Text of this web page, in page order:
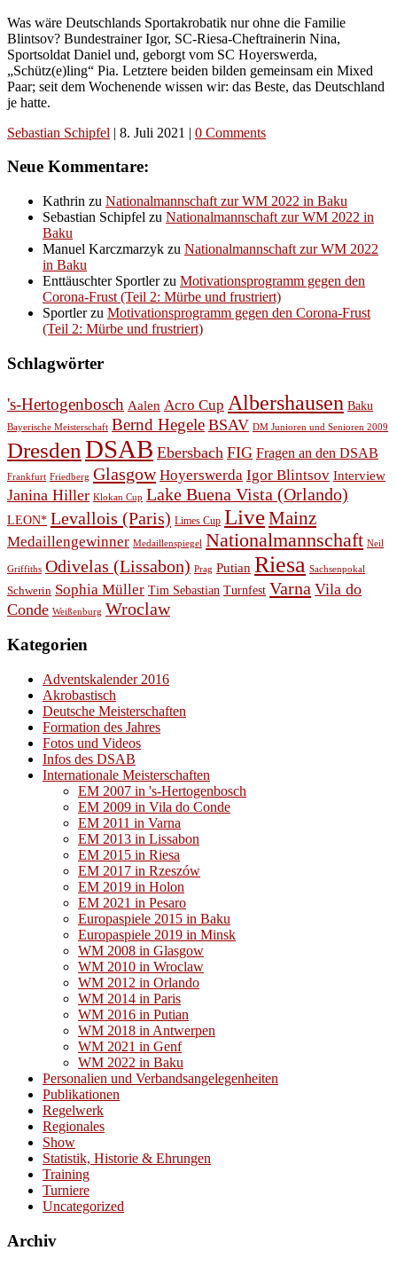
Was wäre Deutschlands Sportakrobatik nur ohne die Familie
Blintsov? Bundestrainer Igor, SC-Riesa-Cheftrainerin Nina,
Sportsoldat Daniel und, geborgt vom SC Hoyerswerda,
„Schütz(e)ling“ Pia. Letztere beiden bilden gemeinsam ein Mixed
Paar; seit dem Wochenende wissen wir: das Beste, das Deutschland
je hatte.
Sebastian Schipfel | 8. Juli 2021 | 0 Comments
Neue Kommentare:
Kathrin zu Nationalmannschaft zur WM 2022 in Baku
Sebastian Schipfel zu Nationalmannschaft zur WM 2022 in
Baku
Manuel Karczmarzyk zu Nationalmannschaft zur WM 2022
in Baku
Enttäuschter Sportlerzu Motivationsprogramm gegen den
Corona-Frust (Teil 2: Mürbe und frustriert)
Sportlerzu Motivationsprogramm gegen den Corona-Frust
(Teil 2: Mürbe und frustriert)
Schlagwörter
's-Hertogenbosch Aalen Acro Cup Albershausen Baku
Bayerische Meisterschaft Bernd Hegele BSAV DM Junioren und Senioren 2009
Dresden DSAB Ebersbach FIG Fragen an den DSAB
Frankfurt Friedberg Glasgow Hoyerswerda Igor Blintsov Interview
Janina Hiller Klokan Cup Lake Buena Vista (Orlando)
LEON* Levallois (Paris) Limes Cup LiveMainz
Medaillengewinner Medaillenspiegel Nationalmannschaft Neil
Griffiths Odivelas (Lissabon) Prag Putian Riesa Sachsenpokal
Schwerin Sophia Müller Tim Sebastian Turnfest Varna Vila do
Conde Weißenburg Wroclaw
Kategorien
Adventskalender 2016
Akrobastisch
Deutsche Meisterschaften
Formation des Jahres
Fotos und Videos
Infos des DSAB
Internationale Meisterschaften
EM 2007 in 's-Hertogenbosch
EM 2009 in Vila do Conde
EM 2011 in Varna
EM 2013 in Lissabon
EM 2015 in Riesa
EM 2017 in Rzeszów
EM 2019 in Holon
EM 2021 in Pesaro
Europaspiele 2015 in Baku
Europaspiele 2019 in Minsk
WM 2008 in Glasgow
WM 2010 in Wroclaw
WM 2012 in Orlando
WM 2014 in Paris
WM 2016 in Putian
WM 2018 in Antwerpen
WM 2021 in Genf
WM 2022 in Baku
Personalien und Verbandsangelegenheiten
Publikationen
Regelwerk
Regionales
Show
Statistik, Historie & Ehrungen
Training
Turniere
Uncategorized
Archiv